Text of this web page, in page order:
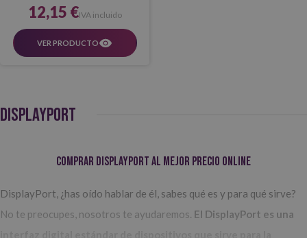
12,15 €IVA incluido
VER PRODUCTO
DISPLAYPORT
Comprar DisplayPort al mejor precio online
DisplayPort, ¿has oído hablar de él, sabes qué es y para qué sirve?
No te preocupes, nosotros te ayudaremos. El DisplayPort es una